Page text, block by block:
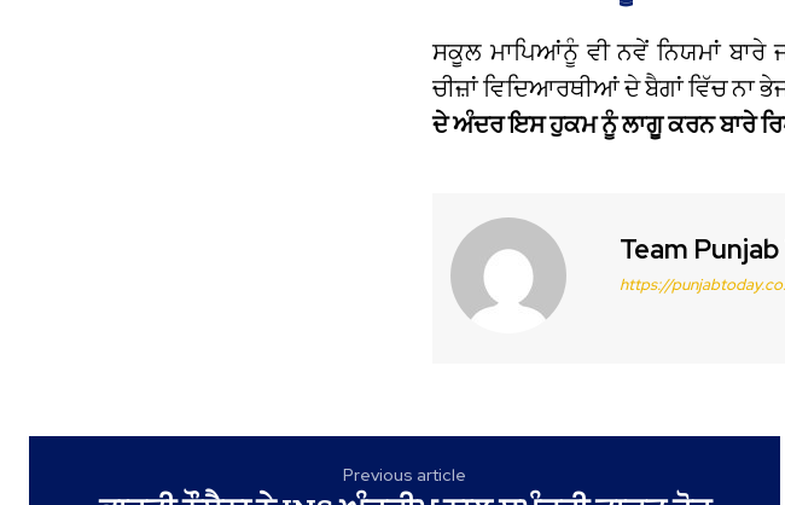
ਸਕੂਲ ਮਾਪਿਆਂਨੂੰ ਵੀ ਨਵੇਂ ਨਿਯਮਾਂ
ਚੀਜ਼ਾਂ ਵਿਦਿਆਰਥੀਆਂ ਦੇ ਬੈਗਾਂ ਵਿੱਚ ਨਾ
ਦੇ ਅੰਦਰ ਇਸ ਹੁਕਮ ਨੂੰ ਲਾਗੂ ਕਰਨ ਬਾਰੇ
Team
https://
Previous article